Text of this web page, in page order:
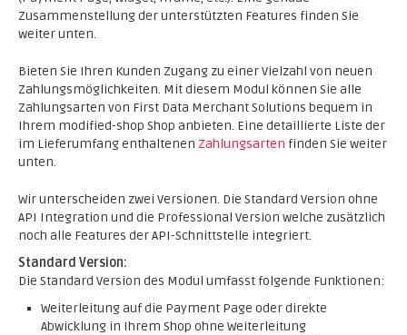
Zusammenstellung der unterstützten Features finden Sie
weiter unten.
Bieten Sie Ihren Kunden Zugang zu einer Vielzahl von neuen
Zahlungsmöglichkeiten. Mit diesem Modul können Sie alle
Zahlungsarten von First Data Merchant Solutions bequem in
Ihrem modified-shop Shop anbieten. Eine detaillierte Liste der
im Lieferumfang enthaltenen Zahlungsarten finden Sie weiter
unten.
Wir unterscheiden zwei Versionen. Die Standard Version ohne
API Integration und die Professional Version welche zusätzlich
noch alle Features der API-Schnittstelle integriert.
Standard Version:
Die Standard Version des Modul umfasst folgende Funktionen:
Weiterleitung auf die Payment Page oder direkte
Abwicklung in Ihrem Shop ohne Weiterleitung